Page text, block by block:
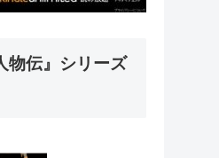
物伝』シリーズ